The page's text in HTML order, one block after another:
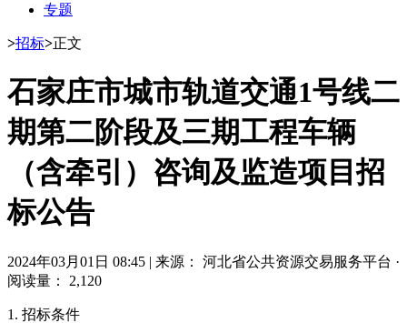
专题
>招标>正文
石家庄市城市轨道交通1号线二
期第二阶段及三期工程车辆
（含牵引）咨询及监造项目招
标公告
2024年03月01日 08:45 | 来源： 河北省公共资源交易服务平台 ·
阅读量： 2,120
1. 招标条件